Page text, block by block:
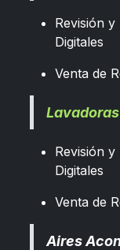
Revisión
Digitales
Venta de
Lavadoras
Revisión
Digitales
Venta de
Aires